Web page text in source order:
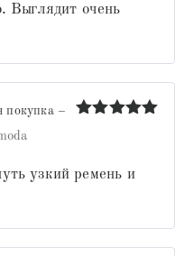
Выглядит очень
покупка –
узкий ремень и